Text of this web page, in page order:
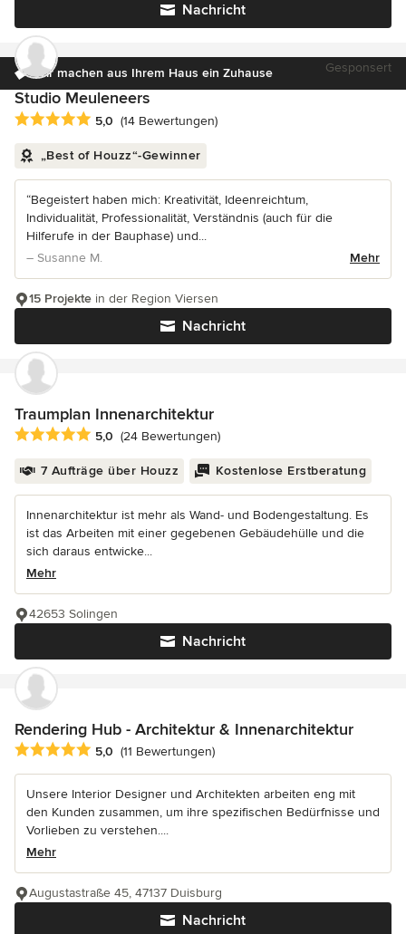
Nachricht
Wir machen aus Ihrem Haus ein Zuhause Gesponsert
Studio Meuleneers
Durchschnittliche Bewertung: 5 von 5 Sternen
5,0 (14 Bewertungen)
„Best of Houzz“-Gewinner
“Begeistert haben mich: Kreativität, Ideenreichtum,
Individualität, Professionalität, Verständnis (auch für die
Hilferufe in der Bauphase) und...
– Susanne M.
Mehr
Nachricht
15 Projekte in der Region Viersen
Traumplan Innenarchitektur
Durchschnittliche Bewertung: 5 von 5 Sternen
5,0 (24 Bewertungen)
7 Aufträge über Houzz Kostenlose Erstberatung
Innenarchitektur ist mehr als Wand- und Bodengestaltung. Es
ist das Arbeiten mit einer gegebenen Gebäudehülle und die
sich daraus entwicke...
Mehr
Nachricht
42653 Solingen
Rendering Hub - Architektur & Innenarchitektur
Durchschnittliche Bewertung: 5 von 5 Sternen
5,0 (11 Bewertungen)
Unsere Interior Designer und Architekten arbeiten eng mit
den Kunden zusammen, um ihre spezifischen Bedürfnisse und
Vorlieben zu verstehen....
Mehr
Nachricht
Augustastraße 45, 47137 Duisburg